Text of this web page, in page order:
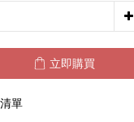
立即購買
單